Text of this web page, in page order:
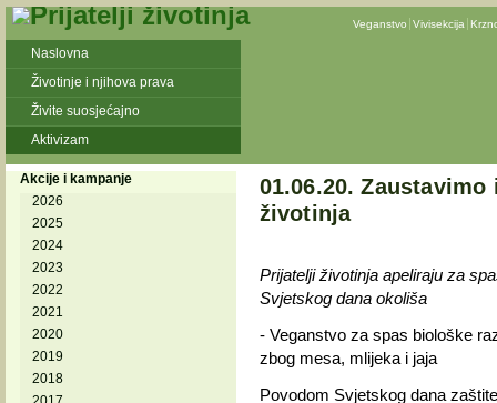
Veganstvo Vivisekcija
Naslovna
Životinje i njihova prava
Živite suosjećajno
Aktivizam
Akcije i kampanje
2026
2025
2024
2023
2022
2021
2020
2019
2018
01.06.20.
životinja
Prijatelji životinja apeliraju za
Svjetskog dana okoliša
- Veganstvo za spas biološke
zbog mesa, mlijeka i jaja
Povodom Svjetskog dana